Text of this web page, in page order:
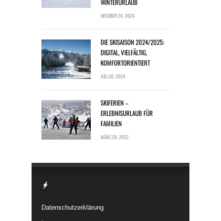
WINTERURLAUB
OKTOBER 24, 2024
DIE SKISAISON 2024/2025:
DIGITAL, VIELFÄLTIG,
KOMFORTORIENTIERT
JULI 30, 2024
SKIFERIEN –
ERLEBNISURLAUB FÜR
FAMILIEN
MÄRZ 29, 2022
Datenschutzerklärung